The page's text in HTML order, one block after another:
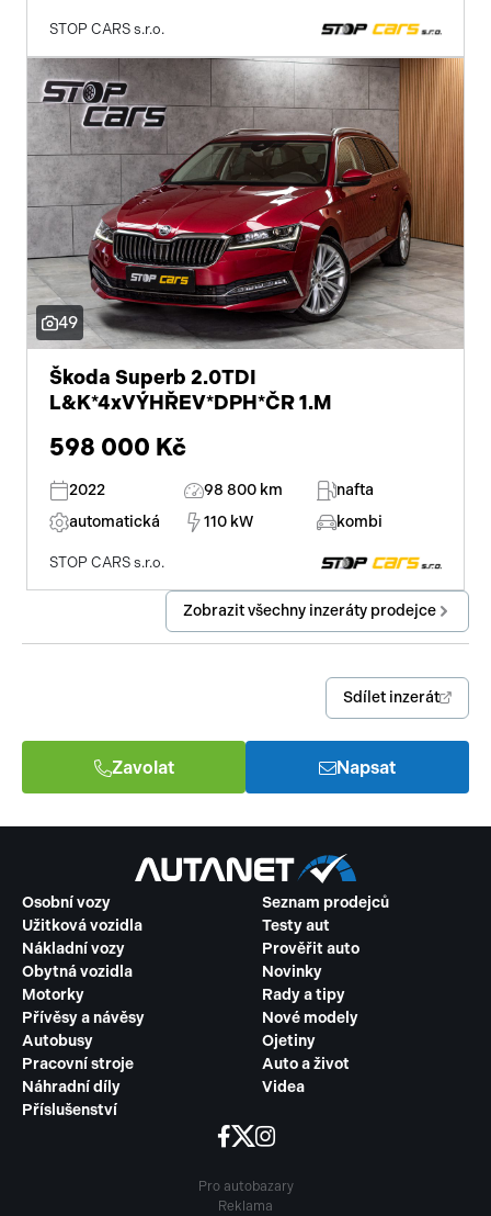
STOP CARS s.r.o.
49
Škoda Superb 2.0TDI
L&K*4xVÝHŘEV*DPH*ČR 1.M
598 000 Kč
2022 98 800 km
nafta
automatická
110 kW kombi
STOP CARS s.r.o.
Zobrazit všechny inzeráty prodejce
Sdílet inzerát
Zavolat Napsat
Osobní vozy
Užitková vozidla
Nákladní vozy
Obytná vozidla
Motorky
Přívěsy a návěsy
Autobusy
Pracovní stroje
Náhradní díly
Příslušenství
Seznam prodejců
Testy aut
Prověřit auto
Novinky
Rady a tipy
Nové modely
Ojetiny
Auto a život
Videa
Pro autobazary
Reklama